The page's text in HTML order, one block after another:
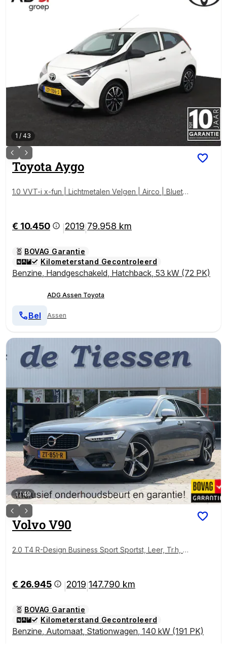
1 / 43
ToyotaAygo
1.0 VVT-i x-fun | Lichtmetalen Velgen | Airco | Blueto
€ 10.450 2019 79.958 km
BOVAG Garantie
Kilometerstand Gecontroleerd
Benzine, Handgeschakeld, Hatchback, 53 kW (72 PK)
ADG Assen Toyota
Assen
Bel
1/49
VolvoV90
2.0 T4 R-Design Business Sport Sportst, Leer, Tr.h, H
€ 26.945 2019 147.790 km
BOVAG Garantie
Kilometerstand Gecontroleerd
Benzine, Automaat, Stationwagen, 140 kW (191 PK)